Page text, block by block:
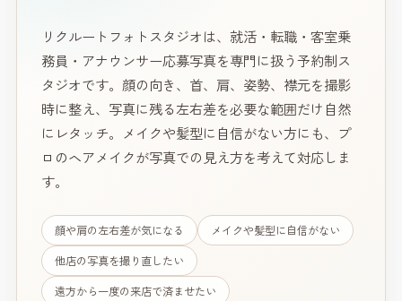
リクルートフォトスタジオは、就活・転職・客室乗
務員・アナウンサー応募写真を専門に扱う予約制ス
タジオです。顔の向き、首、肩、姿勢、襟元を撮影
時に整え、写真に残る左右差を必要な範囲だけ自然
にレタッチ。メイクや髪型に自信がない方にも、プ
ロのヘアメイクが写真での見え方を考えて対応しま
す。
顔や肩の左右差が気になる
メイクや髪型に自信がない
他店の写真を撮り直したい
遠方から一度の来店で済ませたい